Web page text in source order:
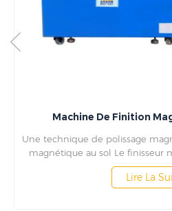
Machine De Finition
Une technique de polissage
magnétique au sol Le finisseur
outil puissant et efficace pour
qualité sur une gamme de
Lire La